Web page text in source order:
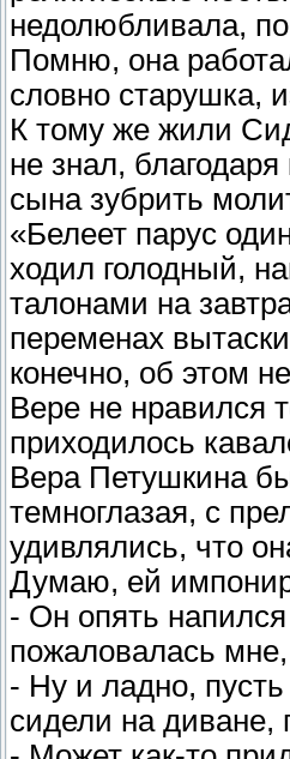
недолюбливала,
Помню, она
словно старушка,
К тому же жили
не знал,
сына зубрить
«Белеет парус
ходил голодный,
талонами на
переменах
конечно, об этом
Вере не нравился
приходилось
Вера Петушкина
темноглазая, с
удивлялись, что
Думаю, ей
- Он опять
пожаловалась
- Ну и ладно,
сидели на диване,